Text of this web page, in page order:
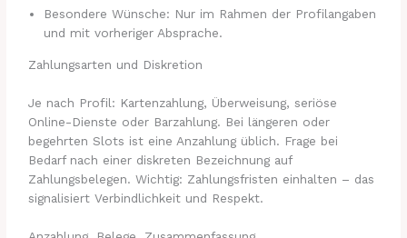
Besondere Wünsche: Nur im Rahmen der Profilangaben
und mit vorheriger Absprache.
Zahlungsarten und Diskretion
Je nach Profil: Kartenzahlung, Überweisung, seriöse
Online-Dienste oder Barzahlung. Bei längeren oder
begehrten Slots ist eine Anzahlung üblich. Frage bei
Bedarf nach einer diskreten Bezeichnung auf
Zahlungsbelegen. Wichtig: Zahlungsfristen einhalten – das
signalisiert Verbindlichkeit und Respekt.